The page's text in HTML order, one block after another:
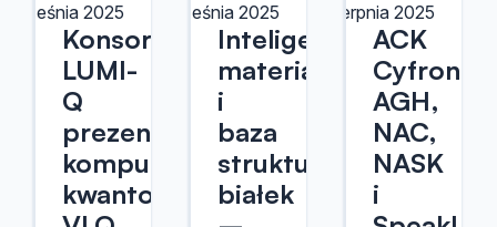
września 2025
Konsorcjum
LUMI-
Q
prezentuje
komputer
kwantowy
5 września 2025
Inteligentne
materiały
i
baza
struktur
białek
19 sierpnia 2025
ACK
Cyfronet
AGH,
NAC,
NASK
i